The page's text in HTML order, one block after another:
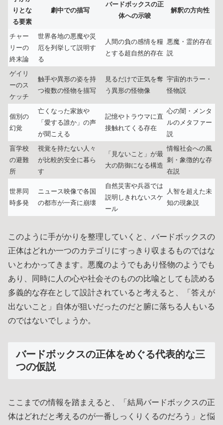
りとな
る要素
劇中での描写
バードボックスの正
体への示唆
解釈の方向性
チャー
リーの
終末論
世界各地の悪魔や災
厄を列挙して説明す
る
人間の負の感情を糧
とする超自然的存在
悪魔・霊的存在
説
ゲイリ
ーのス
ケッチ
触手や異形の姿を持
つ複数の怪物を描写
見るだけで正気を奪
う異形の怪物像
宇宙的ホラー・
怪物説
個別の
幻覚
亡くなった家族や
「愛する誰か」の声
が聞こえる
記憶やトラウマに直
接触れてくる存在
心の闇・メンタ
ルのメタファー
説
盲学校
の避難
所
視覚を持たない人々
が比較的安全に暮ら
す
「見ないこと」が最
大の防御になる構造
情報社会への風
刺・象徴的な存
在説
世界同
時多発
ニュース映像で各国
の都市が一斉に崩壊
自然災害や兵器では
説明しきれないスケ
ール
人智を超えた未
知の現象説
このように手がかりを整理していくと、バードボックスの
正体はどれか一つのカテゴリにすっきり収まるものではな
いとわかってきます。悪魔のようでもあり怪物のようでも
あり、同時に人の心や社会そのものの比喩としても読める
多義的な存在として設計されていると考えると、「答えが
出ないこと」自体が狙いだったのだと腑に落ちる人もいる
のではないでしょうか。
バードボックスの正体をめぐる代表的な三
つの仮説
ここまでの情報を踏まえると、「結局バードボックスの正
体はどれだと考えるのが一番しっくりくるのだろう」と悩